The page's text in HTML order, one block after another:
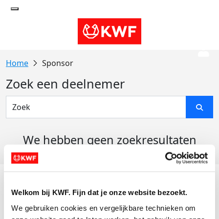
Welkom bij KWF. Fijn dat je onze website bezoekt.
We gebruiken cookies en vergelijkbare technieken om
Sponsor
Zoek een deelnemer
We hebben geen zoekresultaten
Actiematerialen
Evenementen